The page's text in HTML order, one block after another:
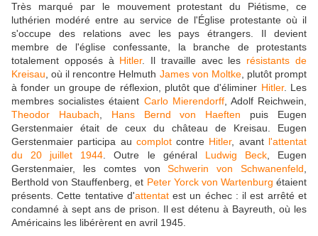
Très marqué par le mouvement protestant du Piétisme, ce
luthérien modéré entre au service de l'Église protestante où il
s'occupe des relations avec les pays étrangers. Il devient
membre de l'église confessante, la branche de protestants
totalement opposés à Hitler. Il travaille avec les résistants de
Kreisau , où il rencontre Helmuth James von Moltke, plutôt prompt
à fonder un groupe de réflexion, plutôt que d'éliminer Hitler. Les
membres socialistes étaient Carlo Mierendorff, Adolf Reichwein,
Theodor Haubach
Hans Bernd von Haeften puis Eugen
Gerstenmaier était de ceux du château de Kreisau. Eugen
Gerstenmaier participa au complotcontre Hitler, avant l'attentat
du 20 juillet 1944 . Outre le général Ludwig Beck, Eugen
Gerstenmaier, les comtes vonSchwerin von Schwanenfeld
Berthold von Stauffenberg, et Peter Yorck von Wartenburg étaient
présents. Cette tentative d'attentatest un échec : il est arrêté et
condamné à sept ans de prison. Il est détenu à Bayreuth, où les
Américains les libérèrent en avril 1945.